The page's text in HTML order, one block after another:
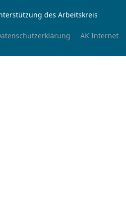
des Arbeitskreis
AK Internet